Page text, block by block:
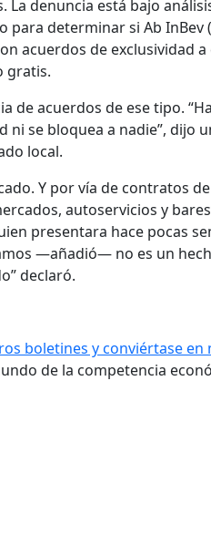
denuncia está bajo
para determinar si Ab InBev
acuerdos de exclusividad
gratis.
de acuerdos de ese tipo.
ni se bloquea a nadie”, dijo
local.
Y por vía de contratos
autoservicios y
presentara hace pocas
—añadió— no es un
declaró.
boletines y conviértase en
de la competencia